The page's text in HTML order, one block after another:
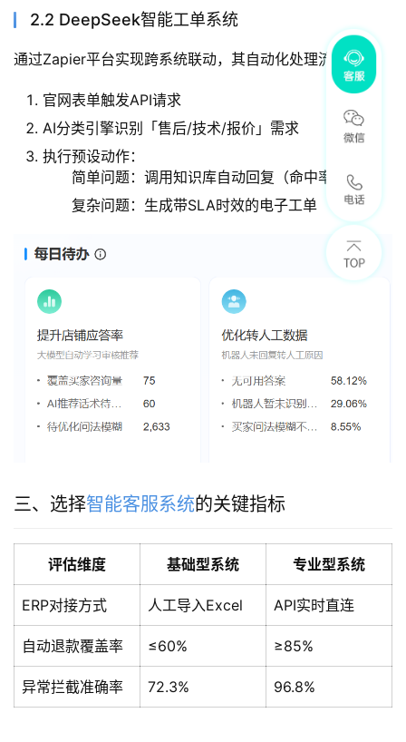
2.2 DeepSeek智能工单系统
通过Zapier平台实现跨系统联动，其自动化处理流程包含：
官网表单触发API请求
AI分类引擎识别「售后/技术/报价」需求
执行预设动作：
简单问题：调用知识库自动回复（命中率达83%）
复杂问题：生成带SLA时效的电子工单
三、选择智能客服系统的关键指标
评估维度 基础型系统 专业型系统
ERP对接方式 人工导入Excel API实时直连
自动退款覆盖率 ≤60% ≥85%
异常拦截准确率 72.3% 96.8%